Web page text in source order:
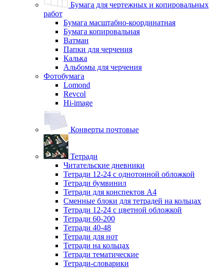
Бумага для чертежных и копировальных
работ
Бумага масштабно-координатная
Бумага копировальная
Ватман
Папки для черчения
Калька
Альбомы для черчения
Фотобумага
Lomond
Revcol
Hi-image
Конверты почтовые
Тетради
Читательские дневники
Тетради 12-24 с однотонной обложкой
Тетради бумвинил
Тетради для конспектов А4
Сменные блоки для тетрадей на кольцах
Тетради 12-24 с цветной обложкой
Тетради 60-200
Тетради 40-48
Тетради для нот
Тетради на кольцах
Тетради тематические
Тетради-словарики